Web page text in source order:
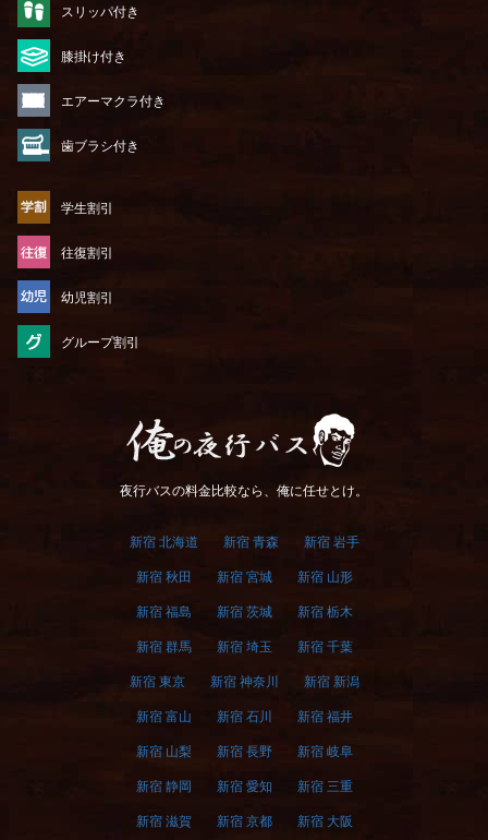
スリッパ付き
膝掛け付き
エアーマクラ付き
歯ブラシ付き
学生割引
往復割引
幼児割引
グループ割引
俺の夜行バス
夜行バスの料金比較なら、俺に任せとけ。
新宿 北海道 新宿 青森 新宿 岩手
新宿 秋田 新宿 宮城 新宿 山形
新宿 福島 新宿 茨城 新宿 栃木
新宿 群馬 新宿 埼玉 新宿 千葉
新宿 東京 新宿 神奈川 新宿 新潟
新宿 富山 新宿 石川 新宿 福井
新宿 山梨 新宿 長野 新宿 岐阜
新宿 静岡 新宿 愛知 新宿 三重
新宿 滋賀 新宿 京都 新宿 大阪